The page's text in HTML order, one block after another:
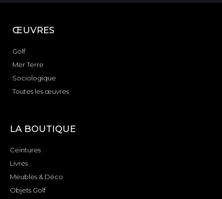
ŒUVRES
Golf
Mer Terre
Sociologique
Toutes les œuvres
LA BOUTIQUE
Ceintures
Livres
Meubles & Déco
Objets Golf